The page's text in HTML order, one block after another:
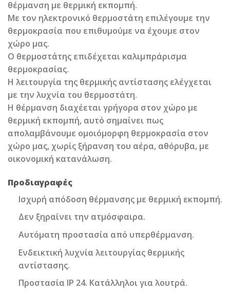
θέρμανση με θερμική εκπομπή.
Με τον ηλεκτρονικό θερμοστάτη επιλέγουμε την
θερμοκρασία που επιθυμούμε να έχουμε στον
χώρο μας.
Ο θερμοστάτης επιδέχεται καλιμπράρισμα
θερμοκρασίας.
Η λειτουργία της θερμικής αντίστασης ελέγχεται
με την λυχνία του θερμοστάτη.
Η θέρμανση διαχέεται γρήγορα στον χώρο με
θερμική εκπομπή, αυτό σημαίνει πως
απολαμβάνουμε ομοιόμορφη θερμοκρασία στον
χώρο μας, χωρίς ξήρανση του αέρα, αθόρυβα, με
οικονομική κατανάλωση.
Προδιαγραφές
Ισχυρή απόδοση θέρμανσης με θερμική εκπομπή.
Δεν ξηραίνει την ατμόσφαιρα.
Αυτόματη προστασία από υπερθέρμανση.
Ενδεικτική λυχνία λειτουργίας θερμικής
αντίστασης.
Προστασία IP 24. Κατάλληλοι για λουτρά.